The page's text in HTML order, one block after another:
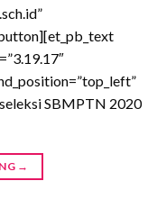
SBMPTN 2020
→